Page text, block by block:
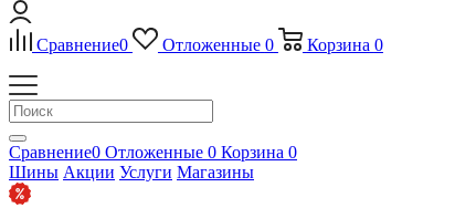
Сравнение0 Отложенные 0 Корзина 0
Сравнение0 Отложенные 0 Корзина 0
Шины Акции Услуги Магазины